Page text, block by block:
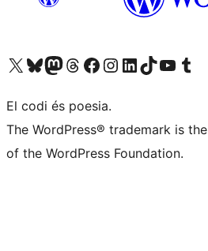
Visiteu el nostre compte X (abans Twitter)
Visiteu el nostre compte de Bluesky
Visiteu el nostre compte al Mastodon
Visiteu el nostre compte de Threads
Visiteu la nostra pàgina al Facebook
Visiteu el nostre compte d'Instagram
Visiteu el nostre compte de LinkedIn
Visiteu el nostre compte de TikTok
Visiteu el nostre canal
Visiteu el nostre
El codi és poesia.
The WordPress® trademark is
of the WordPress Foundation.